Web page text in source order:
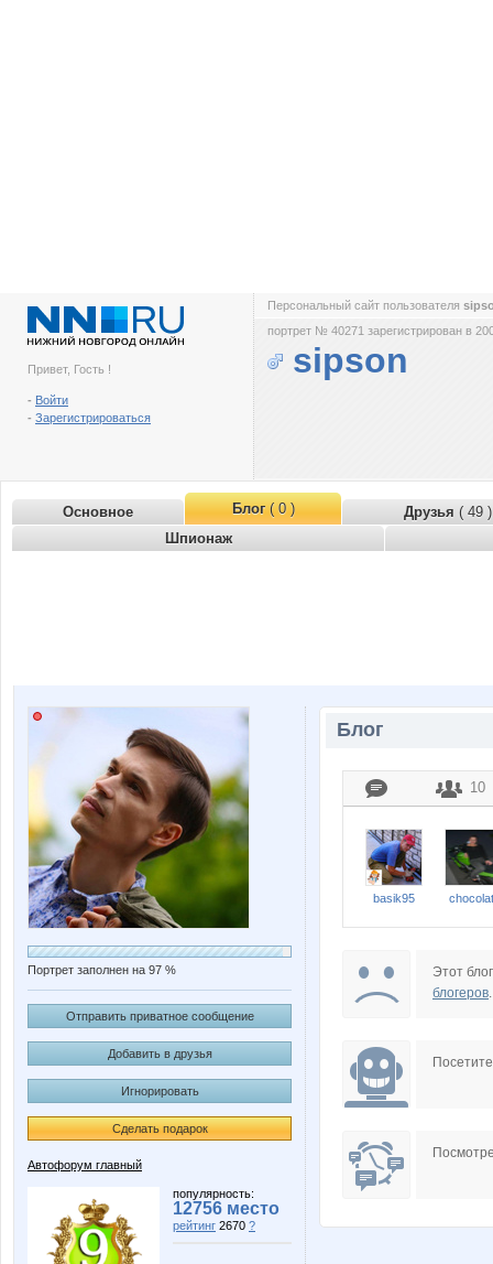
Привет, Гость !
- Войти
- Зарегистрироваться
Персональный сайт пользователя
портрет № 40271 зарегистрирован в
sipson
Основное Блог( 0 ) Друзья ( 49 )
Шпионаж
Портрет заполнен на 97 %
Отправить приватное сообщение
Добавить в друзья
Игнорировать
Сделать подарок
Автофорум главный
популярность:
12756 место
рейтинг 2670 ?
Блог
10
basik95
Этот
блогеров.